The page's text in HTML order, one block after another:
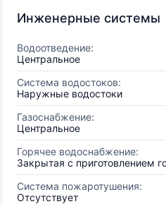
Инженерные системы
Водоотведение:
Центральное
Система водостоков:
Наружные водостоки
Газоснабжение:
Центральное
Горячее водоснабжение:
Закрытая с приготовлением
Система пожаротушения:
Отсутствует